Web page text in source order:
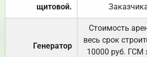
щитовой.
Генератор
Стоимость
весь срок
10000 руб. ГСМ